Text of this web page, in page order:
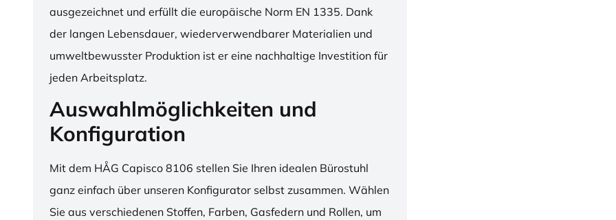
ausgezeichnet und erfüllt die europäische Norm EN 1335. Dank
der langen Lebensdauer, wiederverwendbarer Materialien und
umweltbewusster Produktion ist er eine nachhaltige Investition für
jeden Arbeitsplatz.
Auswahlmöglichkeiten und
Konfiguration
Mit dem HÅG Capisco 8106 stellen Sie Ihren idealen Bürostuhl
ganz einfach über unseren Konfigurator selbst zusammen. Wählen
Sie aus verschiedenen Stoffen, Farben, Gasfedern und Rollen, um